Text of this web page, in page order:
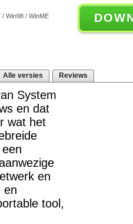
/ Win98 / WinME
Alle versies Reviews
System
en dat
wat het
en
en
tool,